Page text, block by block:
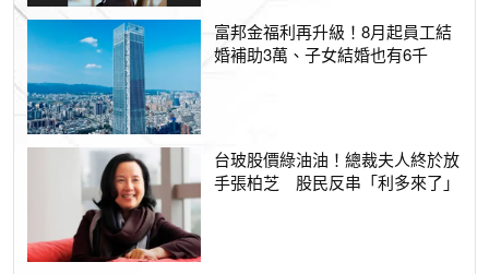
富邦金福利再升級！8月起員工結
婚補助3萬、子女結婚也有6千
台玻股價綠油油！總裁夫人終於放
手張柏芝 股民反串「利多來了」